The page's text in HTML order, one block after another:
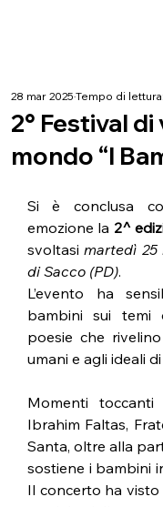
2° Festival
mondo “I
28 mar 2025Tempo di
Si è conclusa
emozione la 2^
svoltasi martedì 25
di Sacco (PD).
L’evento ha
bambini sui temi
poesie che
umani e agli ideali
Momenti
Ibrahim Faltas,
Santa, oltre alla
sostiene i bambini
Il concerto ha visto